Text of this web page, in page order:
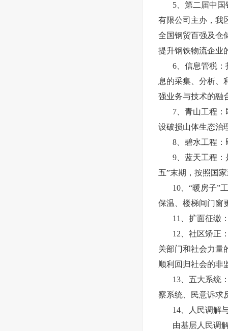
5、第二届中
有限公司主办，我
全国钢贸百强及仓
提升钢铁物流企业
6、信息管税
息的采集、分析、
强业务与技术的融
7、青山工程
设破损山体生态治
8、碧水工程
9、蓝天工程
五”末期，按照国
10、“暖房子”
保温、楼梯间门窗
11、扩面征缴
12、社区矫正
关部门和社会力量
顺利回归社会的非
13、五大系统
察系统、民意诉求
14、人民调解
由基层人民调